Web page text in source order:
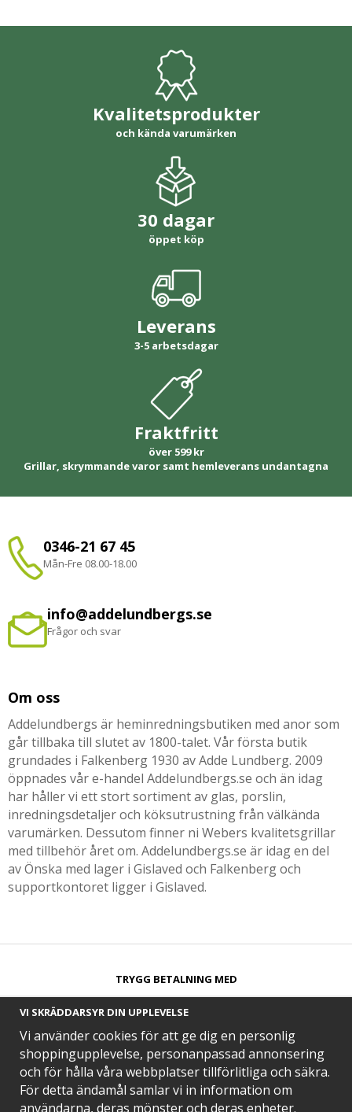
Kvalitetsprodukter
och kända varumärken
30 dagar
öppet köp
Leverans
3-5 arbetsdagar
Fraktfritt
över 599 kr
Grillar, skrymmande varor samt hemleverans undantagna
0346-21 67 45
Mån-Fre 08.00-18.00
info@addelundbergs.se
Frågor och svar
Om oss
Addelundbergs är heminredningsbutiken med anor som
går tillbaka till slutet av 1800-talet. Vår första butik
grundades i Falkenberg 1930 av Adde Lundberg. 2009
öppnades vår e-handel Addelundbergs.se och än idag
har håller vi ett stort sortiment av glas, porslin,
inredningsdetaljer och köksutrustning från välkända
varumärken. Dessutom finner ni Webers kvalitetsgrillar
med tillbehör året om. Addelundbergs.se är idag en del
av Önska med lager i Gislaved och Falkenberg och
supportkontoret ligger i Gislaved.
TRYGG BETALNING MED​
SNABB LEVERANS MED
VI SKRÄDDARSYR DIN UPPLEVELSE
Vi använder cookies för att ge dig en personlig
shoppingupplevelse, personanpassad annonsering
och för hålla våra webbplatser tillförlitliga och säkra.
För detta ändamål samlar vi in information om
användarna, deras mönster och deras enheter.